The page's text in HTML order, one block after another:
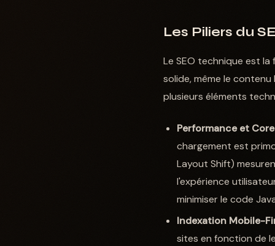
Les Piliers du
Le SEO technique est
solide, même le
plusieurs éléments
Performance et
chargement est
Layout Shift)
l'expérience
minimiser le code
Indexation Mobile-
sites en fonction de